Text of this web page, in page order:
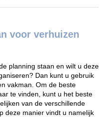
voor verhuizen
planning staan en wilt u deze
Dan kunt u gebruik
vakman. Om de beste
te vinden, kunt u het beste
van de verschillende
deze manier vindt u namelijk